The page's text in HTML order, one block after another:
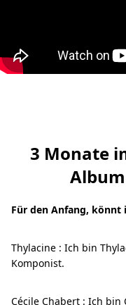
3 Monate
Für den Anfang,
Thylacine : Ich bin
Komponist.
Cécile Chabert : Ich bin